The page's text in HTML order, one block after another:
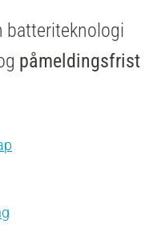
batteriteknologi
påmeldingsfrist